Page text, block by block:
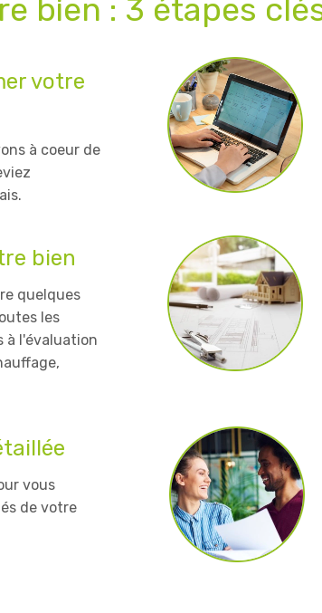
bien : 3 étapes
votre
à coeur de
bien
quelques
les
à l'évaluation
vous
de votre